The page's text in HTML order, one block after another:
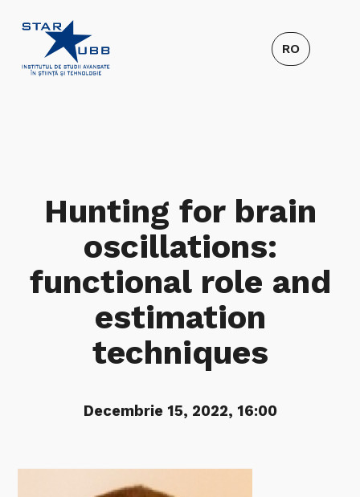
Hunting for brain
oscillations:
functional role and
estimation
techniques
Decembrie 15, 2022, 16:00